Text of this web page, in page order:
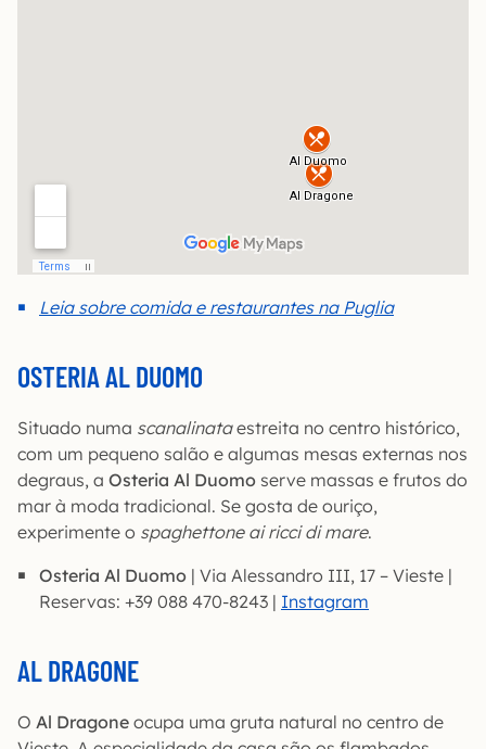
Leia sobre comida e restaurantes na Puglia
OSTERIA AL DUOMO
Situado numa scanalinataestreita no centro histórico,
com um pequeno salão e algumas mesas externas nos
degraus, a Osteria Al Duomo serve massas e frutos do
mar à moda tradicional. Se gosta de ouriço,
experimente o spaghettone ai ricci di mare.
Osteria Al Duomo | Via Alessandro III, 17 – Vieste |
Reservas: +39 088 470-8243 | Instagram
AL DRAGONE
O Al Dragone ocupa uma gruta natural no centro de